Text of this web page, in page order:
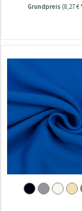
Grundpreis (8,27 €